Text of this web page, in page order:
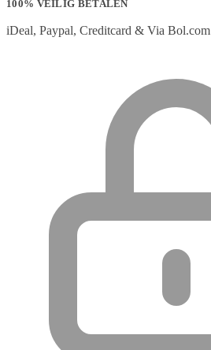
100% VEILIG BETALEN
iDeal, Paypal, Creditcard & Via Bol.com